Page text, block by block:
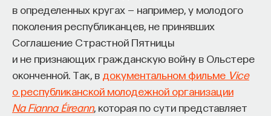
в определенных кругах — например, у молодого
поколения республиканцев, не принявших
Соглашение Страстной Пятницы
и не признающих гражданскую войну в Ольстере
оконченной. Так, в документальном фильме Vice
о республиканской молодежной организации
Na Fianna Éireann, которая по сути представляет